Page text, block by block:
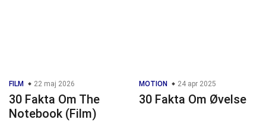
FILM 22 maj 2026
30 Fakta Om The
Notebook (Film)
MOTION 24 apr 2025
30 Fakta Om Øvelse